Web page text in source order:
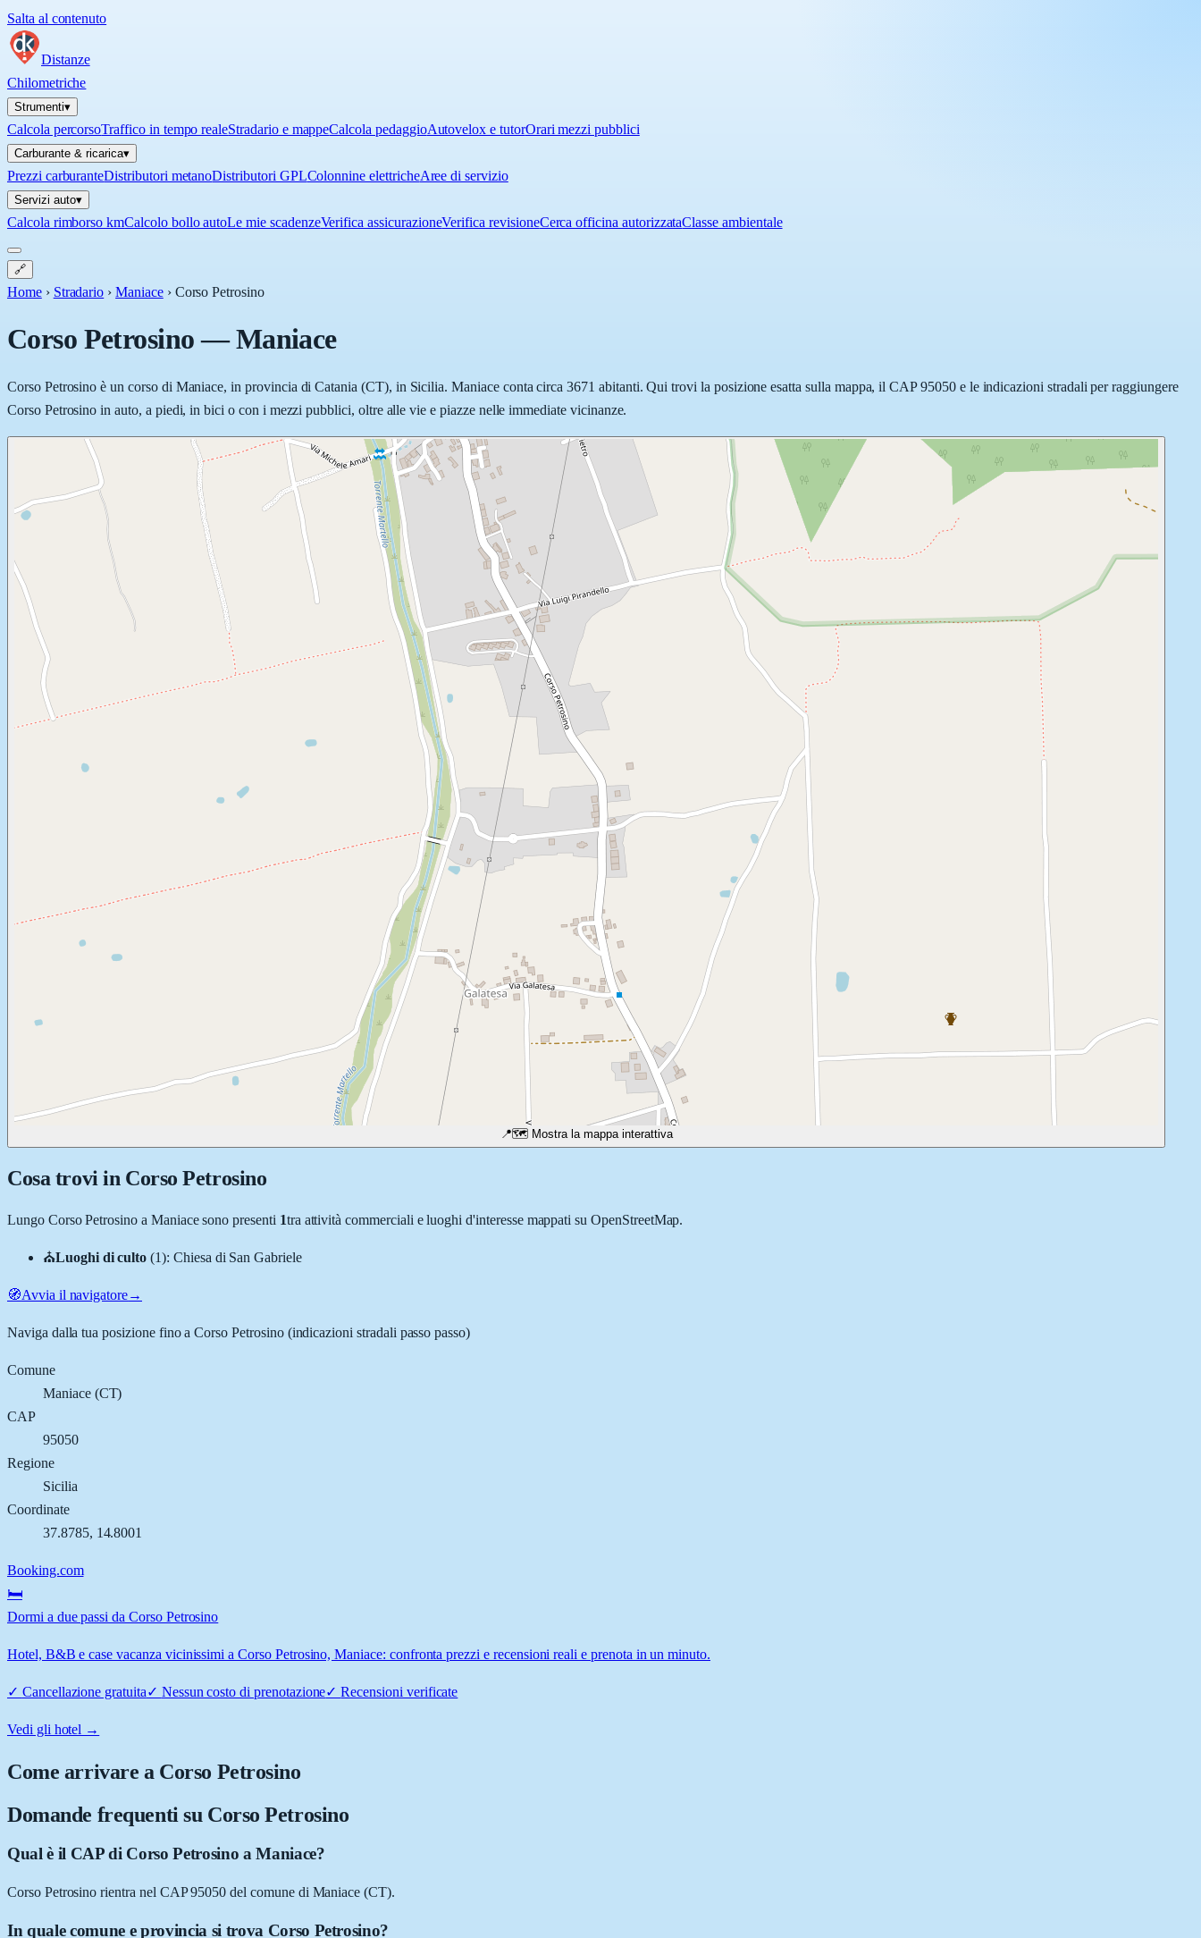
Salta al contenuto
Distanze
Chilometriche
Strumenti▾
Calcola percorsoTraffico in tempo realeStradario e mappeCalcola pedaggioAutovelox e tutorOrari mezzi pubblici
Carburante & ricarica▾
Prezzi carburanteDistributori metanoDistributori GPLColonnine elettricheAree di servizio
Servizi auto▾
Calcola rimborso kmCalcolo bollo autoLe mie scadenzeVerifica assicurazioneVerifica revisioneCerca officina autorizzataClasse ambientale
🔗
Home › Stradario › Maniace › Corso Petrosino
Corso Petrosino—Maniace
Corso Petrosino è un corso di Maniace, in provincia di Catania (CT), in Sicilia. Maniace conta circa 3671 abitanti. Qui trovi la posizione esatta sulla mappa, il CAP 95050 e le indicazioni stradali per raggiungere
Corso Petrosino in auto, a piedi, in bici o con i mezzi pubblici, oltre alle vie e piazze nelle immediate vicinanze.
📍🗺️ Mostra la mappa interattiva
Cosa trovi in Corso Petrosino
Lungo Corso Petrosino a Maniacesono presenti 1tra attività commerciali e luoghi d'interesse mappati su OpenStreetMap.
⛪Luoghi di culto (1): Chiesa di San Gabriele
🧭Avvia il navigatore→
Naviga dalla tua posizione fino aCorso Petrosino(indicazioni stradali passo passo)
Comune
Maniace(CT)
CAP
95050
Regione
Sicilia
Coordinate
37.8785, 14.8001
Booking.com
🛏️
Dormi a due passi da Corso Petrosino
Hotel, B&B e case vacanza vicinissimi a Corso Petrosino, Maniace: confronta prezzi e recensioni reali e prenota in un minuto.
✓ Cancellazione gratuita✓ Nessun costo di prenotazione✓Recensioni verificate
Vedi gli hotel →
Come arrivare a Corso Petrosino
Domande frequenti su Corso Petrosino
Qual è il CAP di Corso Petrosino a Maniace?
Corso Petrosino rientra nel CAP 95050 del comune di Maniace (CT).
In quale comune e provincia si trova Corso Petrosino?